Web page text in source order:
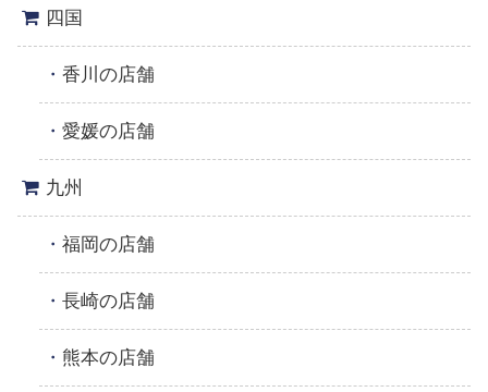
四国
香川の店舗
愛媛の店舗
九州
福岡の店舗
長崎の店舗
熊本の店舗